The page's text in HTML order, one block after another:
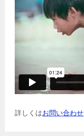
詳しくはお問い合わせ